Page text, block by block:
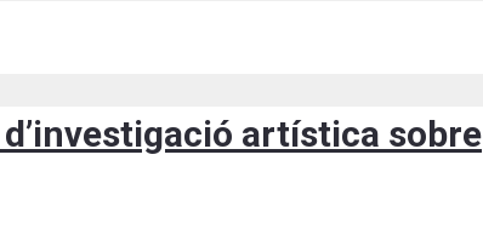
d’investigació artística sobre